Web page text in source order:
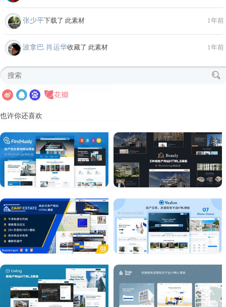
张少平下载了 此素材 1年前
波拿巴.肖运华收藏了 此素材 1年前
也许你还喜欢